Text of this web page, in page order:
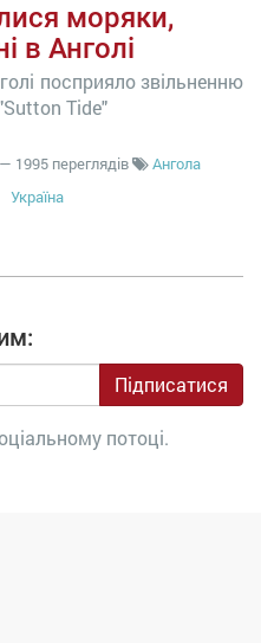
моряки,
в Анголі
посприяло звільненню
Tide"
— 1995 переглядів
Ангола
Україна
Підписатися
потоці.